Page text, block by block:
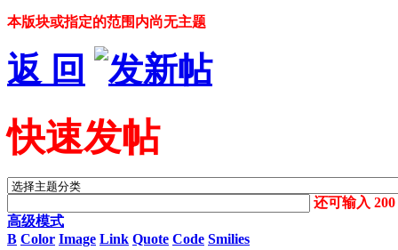
本版块或指定的范围内尚无主题
返 回
快速发帖
还可输入200
高级模式
B Color Image Link Quote Code Smilies